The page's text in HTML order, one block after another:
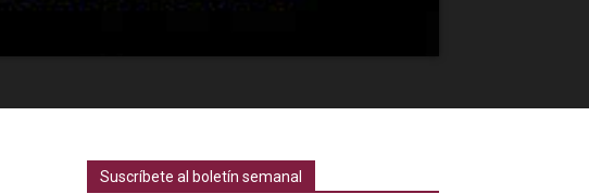
Suscríbete al boletín semanal